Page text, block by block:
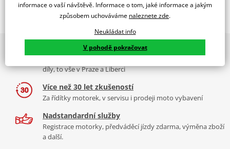
Popis a parametry
Jsme autorizovaný
Dárek na poslední chvíli? Žádný problém!
Elektronický dárkový poukaz přistane ve vašem e-mailu během pár
vteřin od zaplacení.
Ideální dárek pro každého, kdo žije motorkami.
✔ Platí na e-shopu i prodejnách
2x multibrand showroom
díly, to vše v Praze a Liberci
Více než 30 let zkušeností
Za řídítky motorek, v servisu i prodeji moto vybavení
Nadstandardní služby
Registrace motorky, předváděcí jízdy zdarma, výměna zboží
a další.
informace o vaší návštěvě. Informace o tom, jaké informace a jakým
způsobem uchováváme naleznete zde.
Neukládat info
V pohodě pokračovat